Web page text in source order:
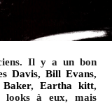
Il y a un bon
Davis, Bill Evans,
Baker,Eartha kitt,
à eux, mais